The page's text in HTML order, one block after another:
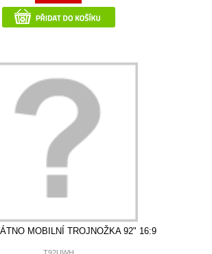
MOBILNÍ TROJNOŽKA 92" 16:9